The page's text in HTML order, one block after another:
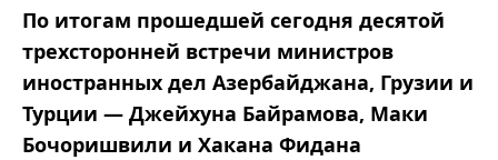
По итогам прошедшей сегодня десятой
трехсторонней встречи министров
иностранных дел Азербайджана, Грузии и
Турции — Джейхуна Байрамова, Маки
Бочоришвили и Хакана Фидана